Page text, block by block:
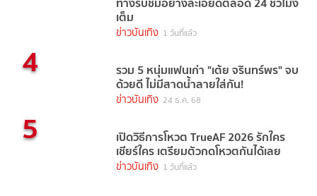
เต็ม
ข่าวบันเทิง 1 วันที่แล้ว
4 รวม 5 หนุ่มแฟนเก่า "เต้ย จรินทร์พร" จบ
ด้วยดี ไม่มีสาดน้ำลายใส่กัน!
ข่าวบันเทิง 24 ธ.ค. 68
5 เปิดวิธีการโหวต TrueAF 2026 รักใคร
เชียร์ใคร เตรียมตัวกดโหวตกันได้เลย
ข่าวบันเทิง 1 วันที่แล้ว